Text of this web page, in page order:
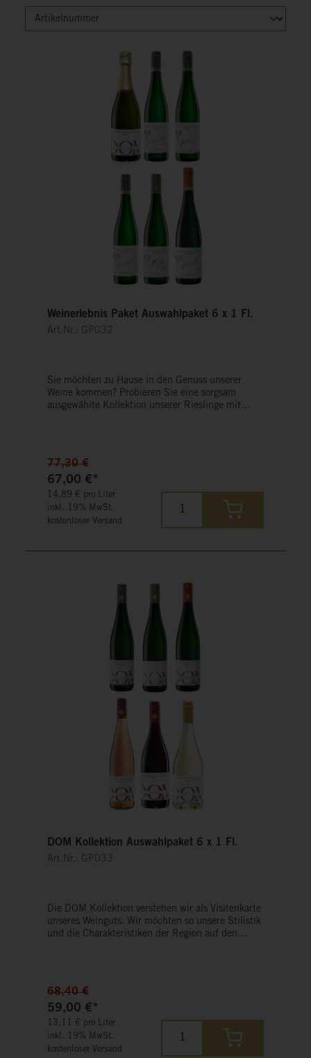
Weinerlebnis Paket Auswahlpaket 6 x 1 Fl.
Art.Nr.: GP032
Sie möchten zu Hause in den Genuss unserer
Weine kommen? Probieren Sie eine sorgsam
ausgewählte Kollektion unserer Rieslinge mit
77,30 €
67,00 €*
14,89 € pro Liter
inkl. 19% MwSt.
kostenloser Versand
DOM Kollektion Auswahlpaket 6 x 1 Fl.
Art.Nr.: GP033
Die DOM Kollektion verstehen wir als Visitenkarte
unseres Weinguts. Wir möchten so unsere Stilistik
und die Charakteristiken der Region auf den
Deutschlands ist versandkostenfrei.
68,40 €
59,00 €*
13,11 € pro Liter
inkl. 19% MwSt.
kostenloser Versand